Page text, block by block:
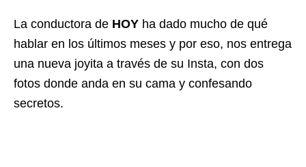
La conductora de HOY ha dado mucho de qué
hablar en los últimos meses y por eso, nos entrega
una nueva joyita a través de su Insta, con dos
fotos donde anda en su cama y confesando
secretos.